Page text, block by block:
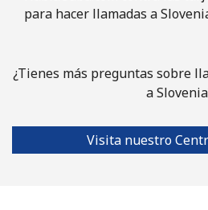
para hacer llamadas a
¿Tienes más preguntas sobre
a
Visita nuestro